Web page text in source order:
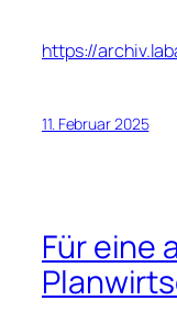
https://
11. Februar 2025
Für eine